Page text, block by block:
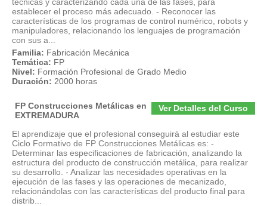
establecer el proceso más adecuado. - Reconocer las
características de los programas de control numérico, robots y
manipuladores, relacionando los lenguajes de programación
con sus a...
Familia: Fabricación Mecánica
Temática: FP
Nivel: Formación Profesional de Grado Medio
Duración: 2000 horas
Ver Detalles del Curso
FP Construcciones Metálicas en
EXTREMADURA
El aprendizaje que el profesional conseguirá al estudiar este
Ciclo Formativo de FP Construcciones Metálicas es: -
Determinar las especificaciones de fabricación, analizando la
estructura del producto de construcción metálica, para realizar
su desarrollo. - Analizar las necesidades operativas en la
ejecución de las fases y las operaciones de mecanizado,
relacionándolas con las características del producto final para
distrib...